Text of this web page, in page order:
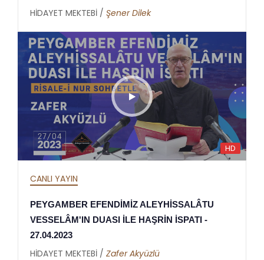
HİDAYET MEKTEBİ / Şener Dilek
HD
CANLI YAYIN
PEYGAMBER EFENDİMİZ ALEYHİSSALÂTU
VESSELÂM'IN DUASI İLE HAŞRİN İSPATI -
27.04.2023
HİDAYET MEKTEBİ / Zafer Akyüzlü